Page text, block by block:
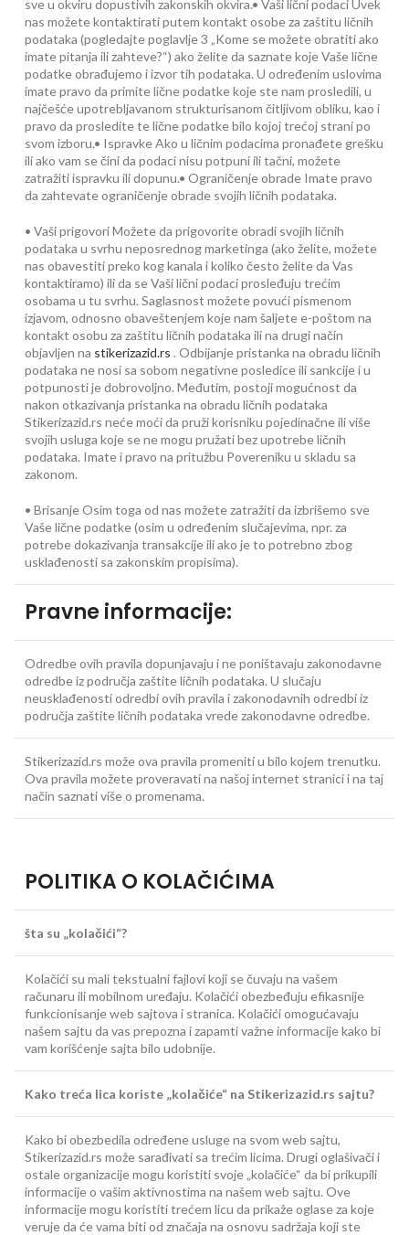
sve u okviru dopustivih zakonskih okvira.• Vaši lični podaci Uvek
nas možete kontaktirati putem kontakt osobe za zaštitu ličnih
podataka (pogledajte poglavlje 3 „Kome se možete obratiti ako
imate pitanja ili zahteve?“) ako želite da saznate koje Vaše lične
podatke obrađujemo i izvor tih podataka. U određenim uslovima
imate pravo da primite lične podatke koje ste nam prosledili, u
najčešće upotrebljavanom strukturisanom čitljivom obliku, kao i
pravo da prosledite te lične podatke bilo kojoj trećoj strani po
svom izboru.• Ispravke Ako u ličnim podacima pronađete grešku
ili ako vam se čini da podaci nisu potpuni ili tačni, možete
zatražiti ispravku ili dopunu.• Ograničenje obrade Imate pravo
da zahtevate ograničenje obrade svojih ličnih podataka.
• Vaši prigovori Možete da prigovorite obradi svojih ličnih
podataka u svrhu neposrednog marketinga (ako želite, možete
nas obavestiti preko kog kanala i koliko često želite da Vas
kontaktiramo) ili da se Vaši lični podaci prosleđuju trećim
osobama u tu svrhu. Saglasnost možete povući pismenom
izjavom, odnosno obaveštenjem koje nam šaljete e-poštom na
kontakt osobu za zaštitu ličnih podataka ili na drugi način
objavljen na stikerizazid.rs . Odbijanje pristanka na obradu ličnih
podataka ne nosi sa sobom negativne posledice ili sankcije i u
potpunosti je dobrovoljno. Međutim, postoji mogućnost da
nakon otkazivanja pristanka na obradu ličnih podataka
Stikerizazid.rs neće moći da pruži korisniku pojedinačne ili više
svojih usluga koje se ne mogu pružati bez upotrebe ličnih
podataka. Imate i pravo na pritužbu Povereniku u skladu sa
zakonom.
• Brisanje Osim toga od nas možete zatražiti da izbrišemo sve
Vaše lične podatke (osim u određenim slučajevima, npr. za
potrebe dokazivanja transakcije ili ako je to potrebno zbog
usklađenosti sa zakonskim propisima).
Pravne informacije:
Odredbe ovih pravila dopunjavaju i ne poništavaju zakonodavne
odredbe iz područja zaštite ličnih podataka. U slučaju
neusklađenosti odredbi ovih pravila i zakonodavnih odredbi iz
područja zaštite ličnih podataka vrede zakonodavne odredbe.
Stikerizazid.rs može ova pravila promeniti u bilo kojem trenutku.
Ova pravila možete proveravati na našoj internet stranici i na taj
način saznati više o promenama.
POLITIKA O KOLAČIĆIMA
šta su „kolačići“?
Kolačići su mali tekstualni fajlovi koji se čuvaju na vašem
računaru ili mobilnom uređaju. Kolačići obezbeđuju efikasnije
funkcionisanje web sajtova i stranica. Kolačići omogućavaju
našem sajtu da vas prepozna i zapamti važne informacije kako bi
vam korišćenje sajta bilo udobnije.
Kako treća lica koriste „kolačiće“ na Stikerizazid.rs sajtu?
Kako bi obezbedila određene usluge na svom web sajtu,
Stikerizazid.rs može sarađivati sa trećim licima. Drugi oglašivači i
ostale organizacije mogu koristiti svoje „kolačiće“ da bi prikupili
informacije o vašim aktivnostima na našem web sajtu. Ove
informacije mogu koristiti trećem licu da prikaže oglase za koje
veruje da će vama biti od značaja na osnovu sadržaja koji ste